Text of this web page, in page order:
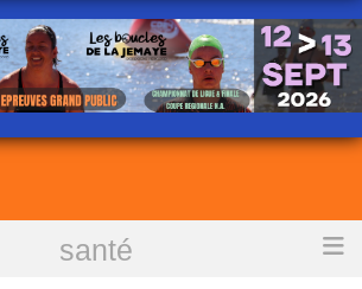
santé
Les équipes